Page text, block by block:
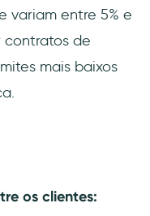
variam entre 5% e
contratos de
mais baixos
os clientes: